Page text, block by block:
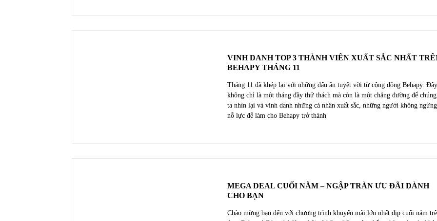
VINH DANH TOP 3 THÀNH VIÊN XUẤT SẮC NHẤT
BEHAPY THÁNG 11
Tháng 11 đã khép lại với những dấu ấn tuyệt vời từ cộng đồng Behapy. Đây
không chỉ là một tháng đầy thử thách mà còn là một chặng đường để chúng
ta nhìn lại và vinh danh những cá nhân xuất sắc, những người không ngừng
nỗ lực để làm cho Behapy trở thành
MEGA DEAL CUỐI NĂM – NGẬP TRÀN ƯU ĐÃI DÀNH
CHO BẠN
Chào mừng bạn đến với chương trình khuyến mãi lớn nhất dịp cuối năm